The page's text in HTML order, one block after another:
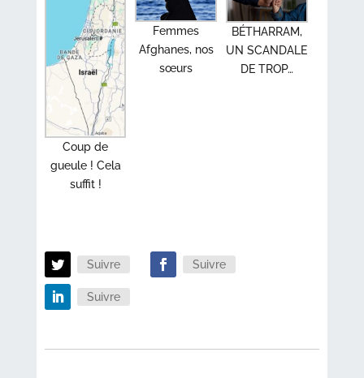
Coup de
gueule ! Cela
suffit !
Femmes
Afghanes, nos
sœurs
BÉTHARRAM,
UN SCANDALE
DE TROP…
Suivre Suivre
Suivre